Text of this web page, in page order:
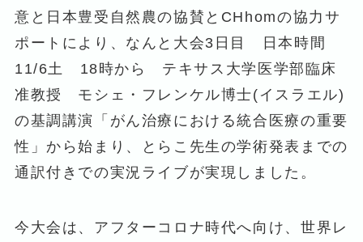
意と日本豊受自然農の協賛とCHhomの協力サ
ポートにより、なんと大会3日目 日本時間
11/6土 18時から テキサス大学医学部臨床
准教授 モシェ・フレンケル博士(イスラエル)
の基調講演「がん治療における統合医療の重要
性」から始まり、とらこ先生の学術発表までの
通訳付きでの実況ライブが実現しました。
今大会は、アフターコロナ時代へ向け、世界レ